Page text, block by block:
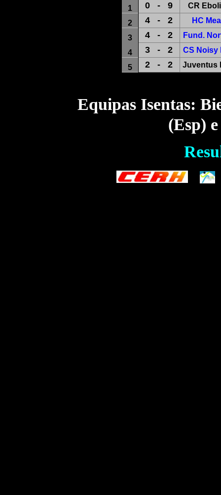
1
0 - 9 CR
2 4 - 2 HC
3 4 - 2 Fund.
4 3 - 2 CS Noisy
5 2 - 2 Juventus
Equipas Isentas:
(Esp)